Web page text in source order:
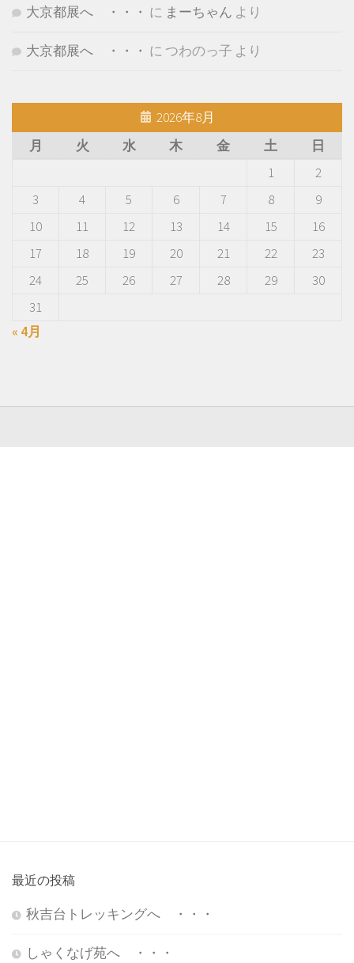
大京都展へ ・・・ に まーちゃん より
大京都展へ ・・・ に つわのっ子 より
2026年8月
月
火 水 木 金 土
日
1
2
3
4 5 6 7 8
9
10
11 12 13 14 15
16
17
18 19 20 21 22
23
24
25 26 27 28 29
30
31
« 4月
最近の投稿
秋吉台トレッキングへ ・・・
しゃくなげ苑へ ・・・